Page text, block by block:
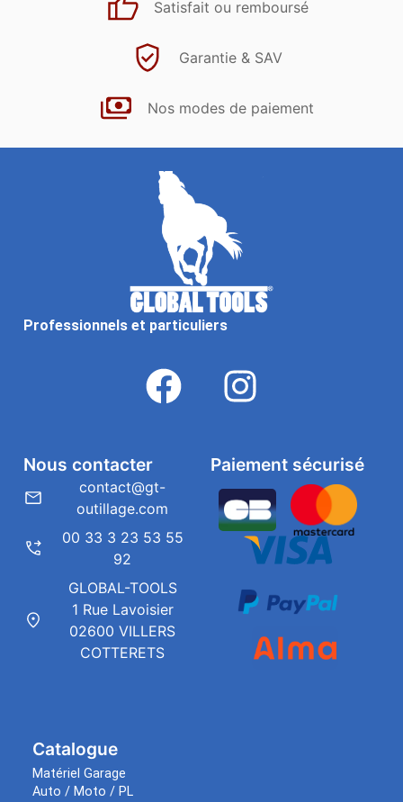
Satisfait ou remboursé
Garantie & SAV
Nos modes de paiement
Professionnels et particuliers
Catalogue
Matériel Garage
Auto / Moto / PL
Paiement sécurisé
Nous contacter
contact@gt-
outillage.com
00 33 3 23 53 55
92
GLOBAL-TOOLS
1 Rue Lavoisier
02600 VILLERS
COTTERETS